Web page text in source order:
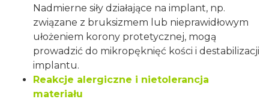
Nadmierne siły działające na implant, np.
związane z bruksizmem lub nieprawidłowym
ułożeniem korony protetycznej, mogą
prowadzić do mikropęknięć kości i destabilizacji
implantu.
Reakcje alergiczne i nietolerancja
materiału